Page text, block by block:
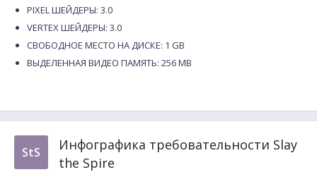
PIXEL ШЕЙДЕРЫ: 3.0
VERTEX ШЕЙДЕРЫ: 3.0
СВОБОДНОЕ МЕСТО НА ДИСКЕ: 1 GB
ВЫДЕЛЕННАЯ ВИДЕО ПАМЯТЬ: 256 MB
StS
Инфографика требовательности Slay
the Spire